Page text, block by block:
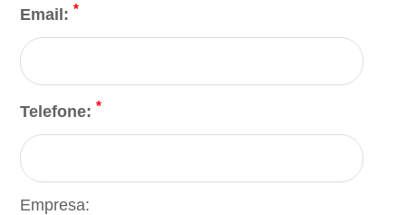
Email:*
Telefone:*
Empresa: